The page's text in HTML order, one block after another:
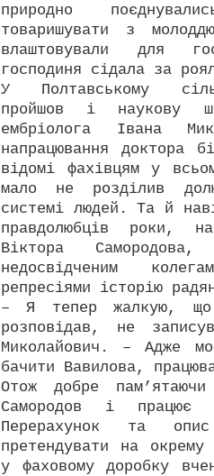
природно
товаришувати з
влаштовували для
господиня сідала за
У Полтавському
пройшов і наукову
ембріолога Івана
напрацювання доктора
відомі фахівцям у
мало не розділив
системі людей. Та й
правдолюбців роки,
Віктора Самородова,
недосвідченим
репресіями історію
– Я тепер жалкую,
розповідав, не
Миколайович. – Адже
бачити Вавилова,
Отож добре
Самородов і
Перерахунок та
претендувати на
у фаховому доробку